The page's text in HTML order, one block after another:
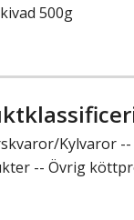
500g
Kylvaror
-- Övrig